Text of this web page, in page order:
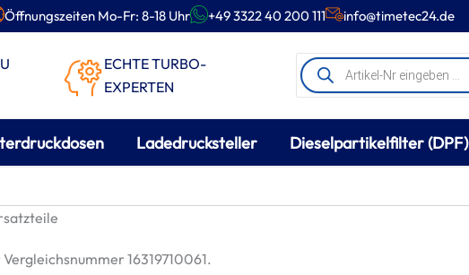
Öffnungszeiten Mo-Fr: 8-18 Uhr +49 3322 40 200 111 info@timetec24.de
ECHTE TURBO-
EXPERTEN
Products
search
Ladedrucksteller Dieselpartikelfilter (DPF)
16319710061.